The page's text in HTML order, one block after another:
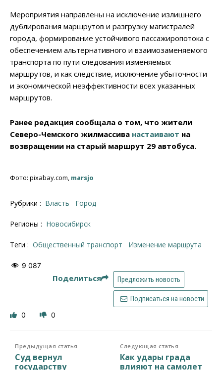
Мероприятия направлены на исключение излишнего
дублирования маршрутов и разгрузку магистралей
города, формирование устойчивого пассажиропотока с
обеспечением альтернативного и взаимозаменяемого
транспорта по пути следования изменяемых
маршрутов, и как следствие, исключение убыточности
и экономической неэффективности всех указанных
маршрутов.
Ранее редакция сообщала о том, что жители
Северо-Чемского жилмассива настаивают на
возвращении на старый маршрут 29 автобуса.
Фото: pixabay.com, marsjo
Рубрики : Власть Город
Регионы : Новосибирск
Теги : общественный транспорт изменение маршрута
9 087
Поделиться Предложить новость
Подписаться на новости
0 0
Предыдущая статья
Суд вернул
государству
Следующая статья
Как удары града
влияют на самолет